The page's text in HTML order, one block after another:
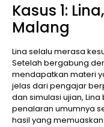
Kasus 1:
Malang
Lina selalu merasa
Setelah bergabung
mendapatkan materi
jelas dari pengajar
dan simulasi ujian,
penalaran umumnya
hasil yang memuaskan.